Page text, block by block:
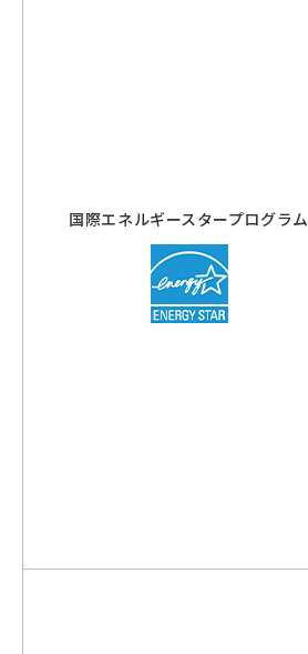
国際エネルギースタープログラム